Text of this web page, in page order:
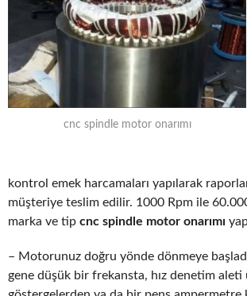
cnc spindle motor onarımı
kontrol emek harcamaları yapılarak
müşteriye teslim edilir. 1000 Rpm ile
marka ve tip cnc spindle motor onarımı
– Motorunuz doğru yönde dönmeye
gene düşük bir frekansta, hız denetim aleti